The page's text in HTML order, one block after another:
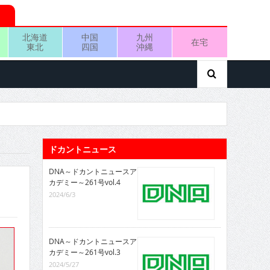
北海道
東北
中国
四国
九州
沖縄
在宅
ドカントニュース
DNA～ドカントニュースア
カデミー～261号vol.4
2024/6/3
DNA～ドカントニュースア
カデミー～261号vol.3
2024/5/27